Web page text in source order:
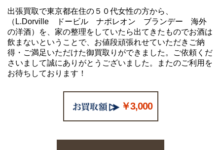
出張買取で東京都在住の５０代女性の方から、
（L.Dorville ドービル ナポレオン ブランデー 海外
の洋酒）を、家の整理をしていたら出てきたものでお酒は
飲まないということで、お値段頑張れせていただきご納
得・ご満足いただけた御買取りができました。ご依頼くだ
さいまして誠にありがとうございました。またのご利用を
お待ちしております！
￥3,000